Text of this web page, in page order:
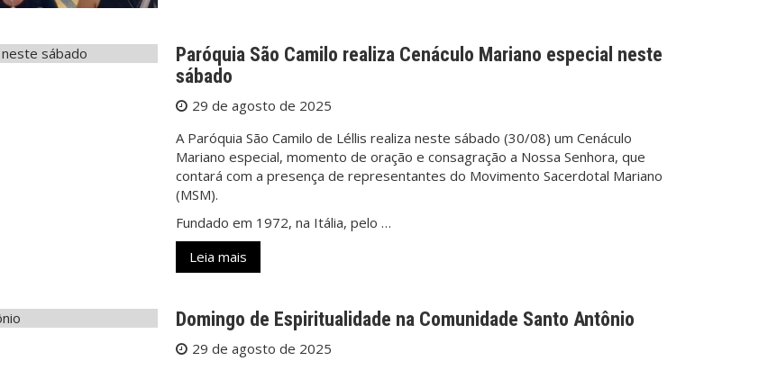
Paróquia São Camilo realiza Cenáculo Mariano especial neste
sábado
29 de agosto de 2025
A Paróquia São Camilo de Léllis realiza neste sábado (30/08) um Cenáculo
Mariano especial, momento de oração e consagração a Nossa Senhora, que
contará com a presença de representantes do Movimento Sacerdotal Mariano
(MSM).
Fundado em 1972, na Itália, pelo …
Leia mais
Domingo de Espiritualidade na Comunidade Santo Antônio
29 de agosto de 2025